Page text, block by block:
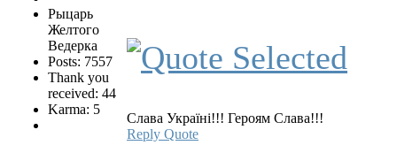
Рыцарь
Желтого
Ведерка
Posts: 7557
Thank you
received: 44
Karma: 5
Слава Україні!!! Героям Слава!!!
Reply Quote